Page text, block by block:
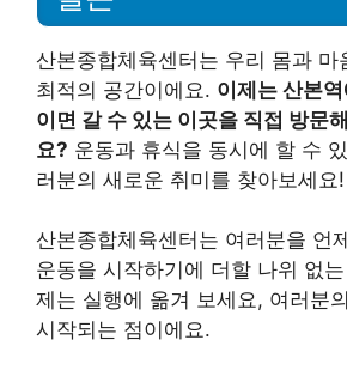
산본종합체육센터는 우리 몸과 마
최적의 공간이에요. 이제는 산본
이면 갈 수 있는 이곳을 직접 방문
요? 운동과 휴식을 동시에 할 수
러분의 새로운 취미를 찾아보세요!
산본종합체육센터는 여러분을 언
운동을 시작하기에 더할 나위 없
제는 실행에 옮겨 보세요, 여러분
시작되는 점이에요.